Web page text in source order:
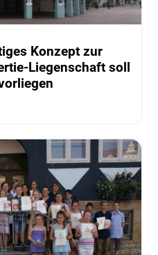
Konzept zur
Liegenschaft soll